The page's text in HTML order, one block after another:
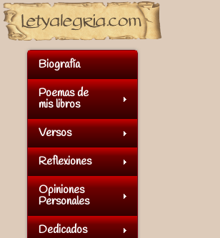
Biografía
Poemas de
mis libros
Versos
Reflexiones
Opiniones
Personales
Dedicados